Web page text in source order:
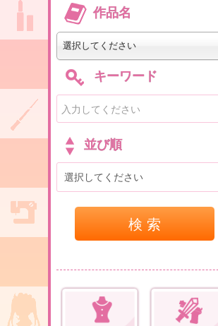
作品名
選択してください
キーワード
並び順
検 索